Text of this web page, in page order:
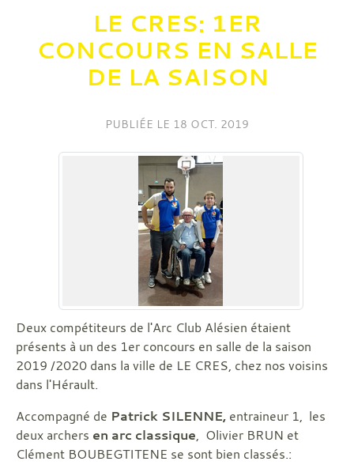
LE CRES: 1ER
CONCOURS EN SALLE
DE LA SAISON
PUBLIÉE LE 18 OCT. 2019
Deux compétiteurs de l'Arc Club Alésien étaient
présents à un des 1er concours en salle de la saison
2019 /2020 dans la ville de LE CRES, chez nos voisins
dans l'Hérault.
Accompagné de Patrick SILENNE, entraineur 1, les
deux archers en arc classique, Olivier BRUN et
Clément BOUBEGTITENE se sont bien classés.: